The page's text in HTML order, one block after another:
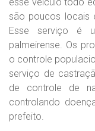
são poucos locais
Esse serviço é
palmeirense. Os
o controle
serviço de
de controle de
controlando
prefeito.